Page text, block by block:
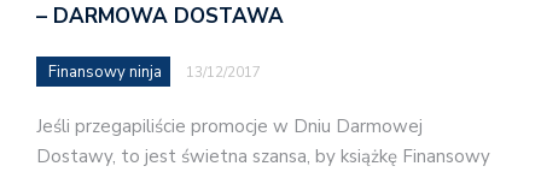
– DARMOWA DOSTAWA
Finansowy ninja 13/12/2017
Jeśli przegapiliście promocje w Dniu Darmowej
Dostawy, to jest świetna szansa, by książkę Finansowy